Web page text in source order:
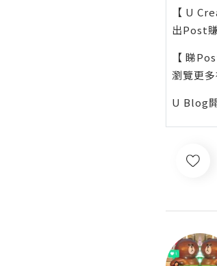
【 U
出Post
【 睇
瀏覽更
U Blog